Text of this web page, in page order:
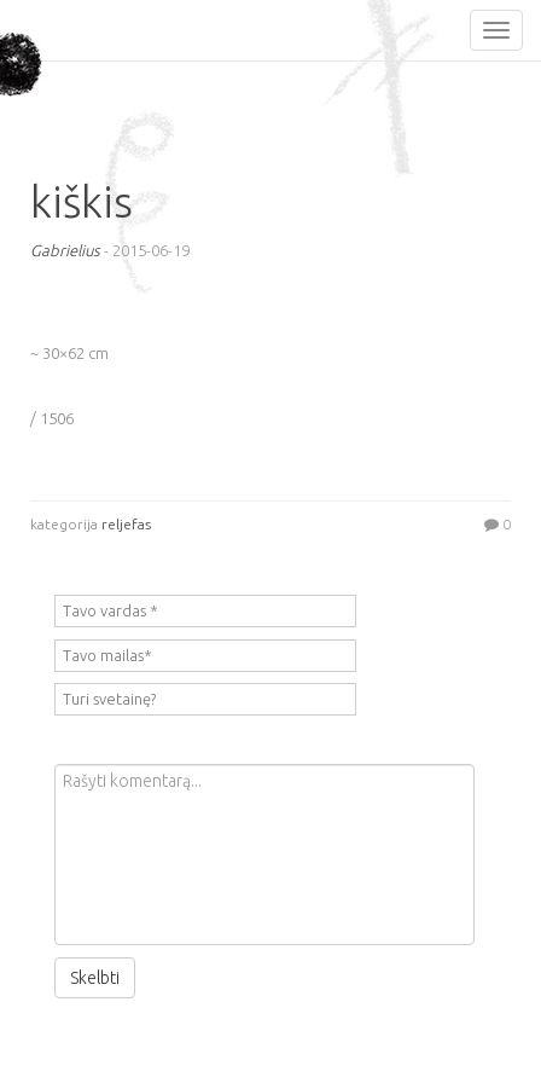
kiškis
Gabrielius- 2015-06-19
~ 30×62 cm
/ 1506
kategorija reljefas 0